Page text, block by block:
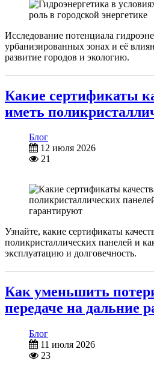
Исследование потенциала
урбанизированных зонах и её
развитие городов и экологию.
Какие сертификаты
иметь
Блог
12 июля 2026
21
Узнайте, какие сертификаты
поликристаллических панелей и
эксплуатацию и долговечность.
Как уменьшить
передаче на дальние
Блог
11 июля 2026
23